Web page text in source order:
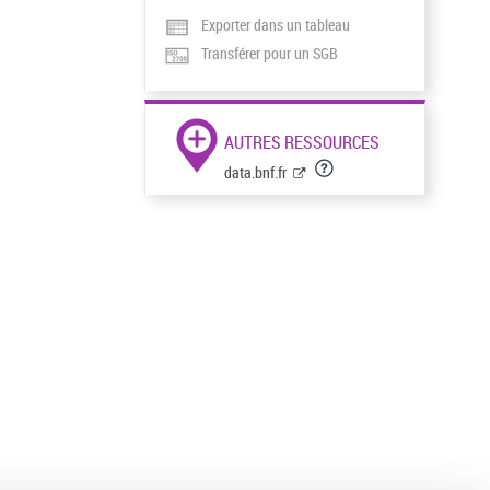
Exporter dans un tableau
Transférer pour un SGB
AUTRES RESSOURCES
data.bnf.fr